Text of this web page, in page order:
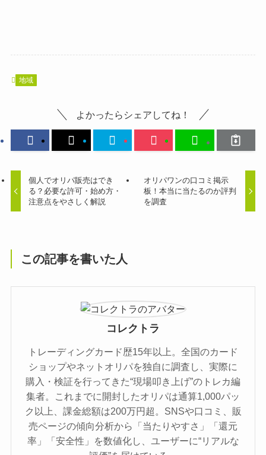
地域
よかったらシェアしてね！
個人でオリパ販売はでき
る？必要な許可・始め方・
注意点をやさしく解説
オリパワンの口コミ掲示
板！本当に当たるのか評判
を調査
この記事を書いた人
コレクトラ
トレーディングカード歴15年以上。全国のカード
ショップやネットオリパを独自に調査し、実際に
購入・検証を行ってきた“現場叩き上げ”のトレカ編
集者。これまでに開封したオリパは通算1,000パッ
ク以上、課金総額は200万円超。SNSや口コミ、販
売ページの傾向分析から「当たりやすさ」「還元
率」「安全性」を数値化し、ユーザーに“リアルな